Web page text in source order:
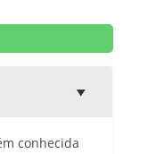
conhecida